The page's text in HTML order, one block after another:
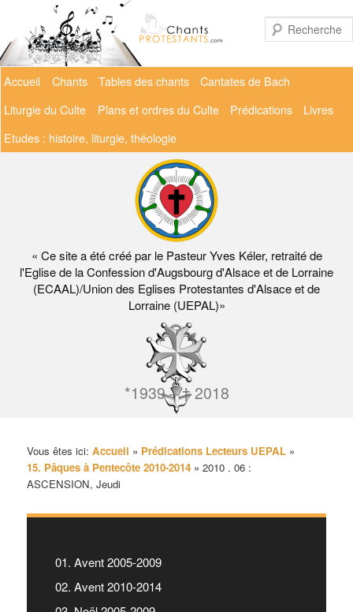
contenu
principal
« Ce site a été créé par le Pasteur Yves Kéler, retraité de
l'Eglise de la Confession d'Augsbourg d'Alsace et de Lorraine
(ECAAL)/Union des Eglises Protestantes d'Alsace et de
Lorraine (UEPAL)»
*1939 – † 2018
Menu
Accueil Chants Tables des chants
Cantates de Bach
Liturgie du Culte
Plans et ordres du Culte Prédications
Livres
Etudes : histoire, liturgie, théologie
Vous êtes ici:Accueil » Prédications Lecteurs UEPAL »
15. Pâques à Pentecôte 2010-2014 »2010 . 06 :
ASCENSION, Jeudi
01. Avent 2005-2009
02. Avent 2010-2014